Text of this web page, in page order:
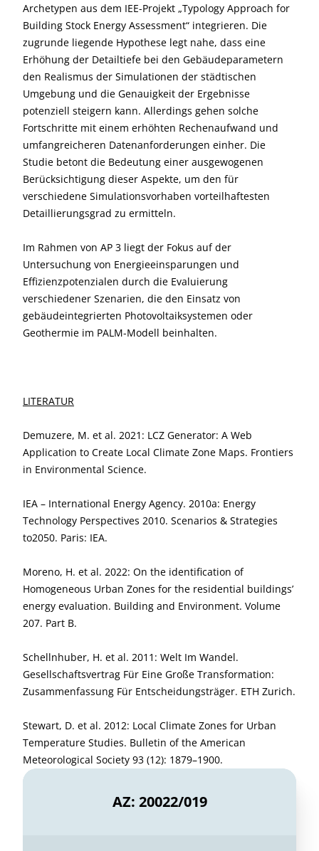
Archetypen aus dem IEE-Projekt „Typology Approach for
Building Stock Energy Assessment“ integrieren. Die
zugrunde liegende Hypothese legt nahe, dass eine
Erhöhung der Detailtiefe bei den Gebäudeparametern
den Realismus der Simulationen der städtischen
Umgebung und die Genauigkeit der Ergebnisse
potenziell steigern kann. Allerdings gehen solche
Fortschritte mit einem erhöhten Rechenaufwand und
umfangreicheren Datenanforderungen einher. Die
Studie betont die Bedeutung einer ausgewogenen
Berücksichtigung dieser Aspekte, um den für
verschiedene Simulationsvorhaben vorteilhaftesten
Detaillierungsgrad zu ermitteln.
Im Rahmen von AP 3 liegt der Fokus auf der
Untersuchung von Energieeinsparungen und
Effizienzpotenzialen durch die Evaluierung
verschiedener Szenarien, die den Einsatz von
gebäudeintegrierten Photovoltaiksystemen oder
Geothermie im PALM-Modell beinhalten.
LITERATUR
Demuzere, M. et al. 2021: LCZ Generator: A Web
Application to Create Local Climate Zone Maps. Frontiers
in Environmental Science.
IEA – International Energy Agency. 2010a: Energy
Technology Perspectives 2010. Scenarios & Strategies
to2050. Paris: IEA.
Moreno, H. et al. 2022: On the identification of
Homogeneous Urban Zones for the residential buildings’
energy evaluation. Building and Environment. Volume
207. Part B.
Schellnhuber, H. et al. 2011: Welt Im Wandel.
Gesellschaftsvertrag Für Eine Große Transformation:
Zusammenfassung Für Entscheidungsträger. ETH Zurich.
Stewart, D. et al. 2012: Local Climate Zones for Urban
Temperature Studies. Bulletin of the American
Meteorological Society 93 (12): 1879–1900.
AZ: 20022/019